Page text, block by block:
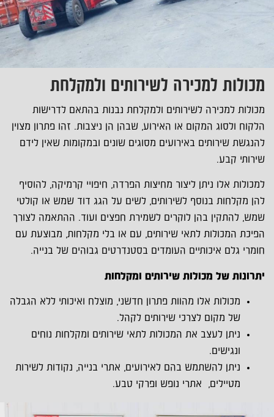
מכולות למכירה לשירותים ולמקלחת
מכולות למכירה לשירותים ולמקלחת נבנות בהתאם לדרישות
הלקוח ולסוג המקום או האירוע, שבהן הן ניצבות. זהו פתרון מצוין
להנגשת שירותים באירועים מסוגים שונים ובמקומות שאין לידם
שירותי קבע.
למכולות אלו ניתן ליצור מחיצות הפרדה, חיפויי קרמיקה, להוסיף
להן מקלחות בנוסף לשירותים, לשים על הגג דוד שמש או קולטי
שמש, להתקין בהן לוקרים לשמירת חפצים ועוד. ההתאמה לצורך
הפיכת המכולות לתאי שירותים, עם או בלי מקלחות, מבוצעת עם
חומרי גלם איכותיים העומדים בסטנדרטים גבוהים של בנייה.
יתרונות של מכולות שירותים ומקלחות
מכולות אלו מהוות פתרון חדשני, מוצלח ואיכותי ללא הגבלה
של מקום לצרכי שירותים לקהל.
ניתן לעצב את המכולות לתאי שירותים ומקלחות נוחים
ונגישים.
ניתן להשתמש בהם לאירועים, אתרי בנייה, נקודות לשירות
מטיילים, אתרי נופש ופרקי טבע.